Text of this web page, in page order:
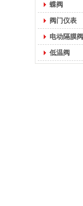
蝶阀
阀门仪表
电动隔膜阀
低温阀